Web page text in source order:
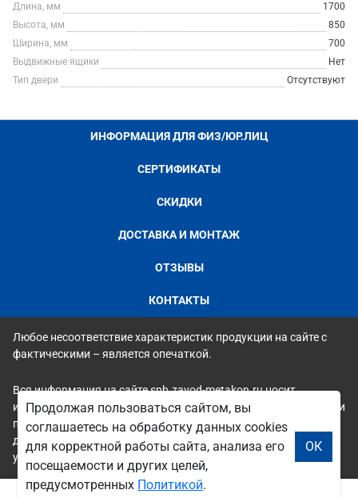
Длина, мм
1700
Высота, мм
850
Ширина, мм
700
Выдвижные ящики
Нет
Тип двери
Отсутствуют
ИНФОРМАЦИЯ ДЛЯ ФИЗ/ЮР.ЛИЦ
СЕРТИФИКАТЫ
СКИДКИ
ДОСТАВКА И МОНТАЖ
ОТЗЫВЫ
КОНТАКТЫ
Любое несоответствие характеристик продукции на сайте с
фактическими – является опечаткой.
Вся информация на сайте spb.zavod-metakon.ru носит
исключительно ознакомительный и справочный характер и ни
при каких условиях не является публичной офертой. Всю
дополнительную информацию можно узнать по телефонам
указанным на сайте.
Продолжая пользоваться сайтом, вы
соглашаетесь на обработку данных cookies
для корректной работы сайта, анализа его
посещаемости и других целей,
предусмотренных Политикой.
ОК